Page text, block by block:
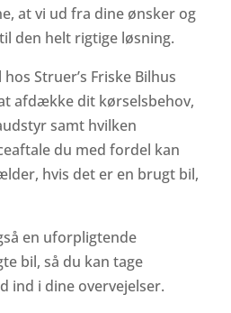
at vi ud fra dine ønsker og
den helt rigtige løsning.
Struer’s Friske Bilhus
afdække dit kørselsbehov,
samt hvilken
du med fordel kan
hvis det er en brugt bil,
en uforpligtende
bil, så du kan tage
ind i dine overvejelser.